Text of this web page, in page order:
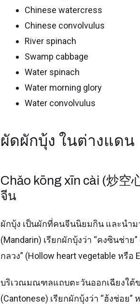
Chinese watercress
Chinese convolvulus
River spinach
Swamp cabbage
Water spinach
Water morning glory
Water convolvulus
ผัดผักบุ้ง ในต่างแดน
Chǎo kōng xīn cài (炒
จีน
ผักบุ้ง เป็นผักที่คนจีนนิยมกิน และนำ
(Mandarin) เรียกผักบุ้งว่า “คงซินช่าย
กลวง” (Hollow heart vegetable หรือ
บริเวณมณฑลแถบตะวันออกเฉียงใต้
(Cantonese) เรียกผักบุ้งว่า “ฮ้งช่อย”